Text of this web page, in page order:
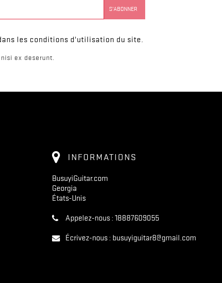
les conditions d'utilisation du site.
ex deserunt.
INFORMATIONS
BusuyiGuitar.com
Georgia
États-Unis
Appelez-nous : 18887609055
Écrivez-nous : busuyiguitar8@gmail.com